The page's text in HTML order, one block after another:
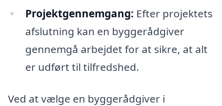
Projektgennemgang: Efter projektets
afslutning kan en byggerådgiver
gennemgå arbejdet for at sikre, at alt
er udført til tilfredshed.
Ved at vælge en byggerådgiver i